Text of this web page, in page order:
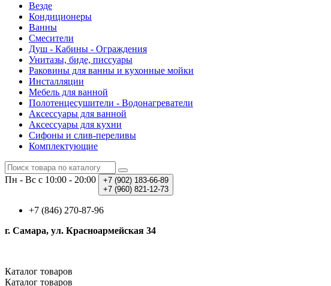
Везде
Кондиционеры
Ванны
Смесители
Душ - Кабины - Ограждения
Унитазы, биде, писсуары
Раковины для ванны и кухонные мойки
Инсталляции
Мебель для ванной
Полотенцесушители - Водонагреватели
Аксессуары для ванной
Аксессуары для кухни
Сифоны и слив-переливы
Комплектующие
Пн - Вс с 10:00 - 20:00 +7 (902) 183-66-89
+7 (960) 821-12-73
+7 (846) 270-87-96
г. Самара, ул. Красноармейская 34
Каталог товаров
Каталог товаров